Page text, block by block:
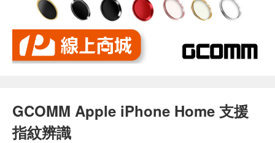
GCOMM Apple iPhone Home 支援
指紋辨識